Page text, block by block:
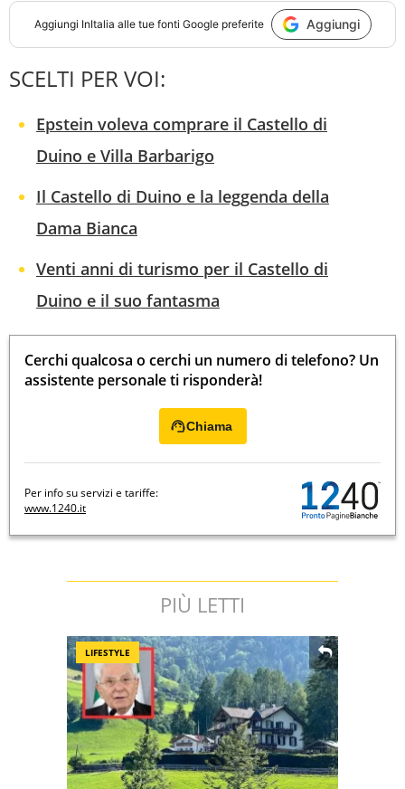
Aggiungi InItalia alle tue fonti Google preferite Aggiungi
SCELTI PER VOI:
Epstein voleva comprare il Castello di
Duino e Villa Barbarigo
Il Castello di Duino e la leggenda della
Dama Bianca
Venti anni di turismo per il Castello di
Duino e il suo fantasma
Cerchi qualcosa o cerchi un numero di telefono? Un
assistente personale ti risponderà!
Chiama
Per info su servizi e tariffe:
www.1240.it
PIÙ LETTI
LIFESTYLE